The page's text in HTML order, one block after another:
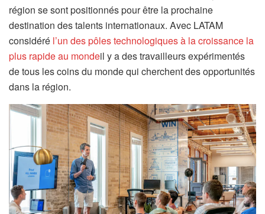
région se sont positionnés pour être la prochaine
destination des talents internationaux. Avec LATAM
considéré l’un des pôles technologiques à la croissance la
plus rapide au mondeil y a des travailleurs expérimentés
de tous les coins du monde qui cherchent des opportunités
dans la région.